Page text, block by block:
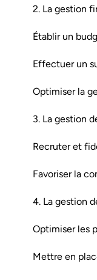
2. La gestion
Établir un
Effectuer un
Optimiser la
3. La gestion
Recruter et
Favoriser la
4. La gestion
Optimiser les
Mettre en